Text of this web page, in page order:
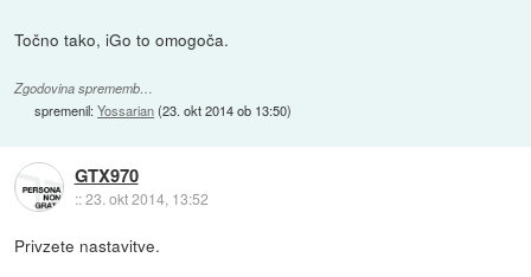
Točno tako, iGo to omogoča.
Zgodovina sprememb…
spremenil:Yossarian(23. okt 2014 ob 13:50)
GTX970
::23. okt 2014, 13:52
Privzete nastavitve.